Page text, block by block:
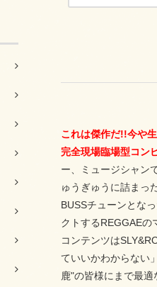
これは傑作だ!!今や
完全現場臨場型コン
ー、ミュージシャン
ゅうぎゅうに詰まっ
BUSSチューンとな
クトするREGGAEの
コンテンツは
ていいかわからない
鹿"の皆様にまで最